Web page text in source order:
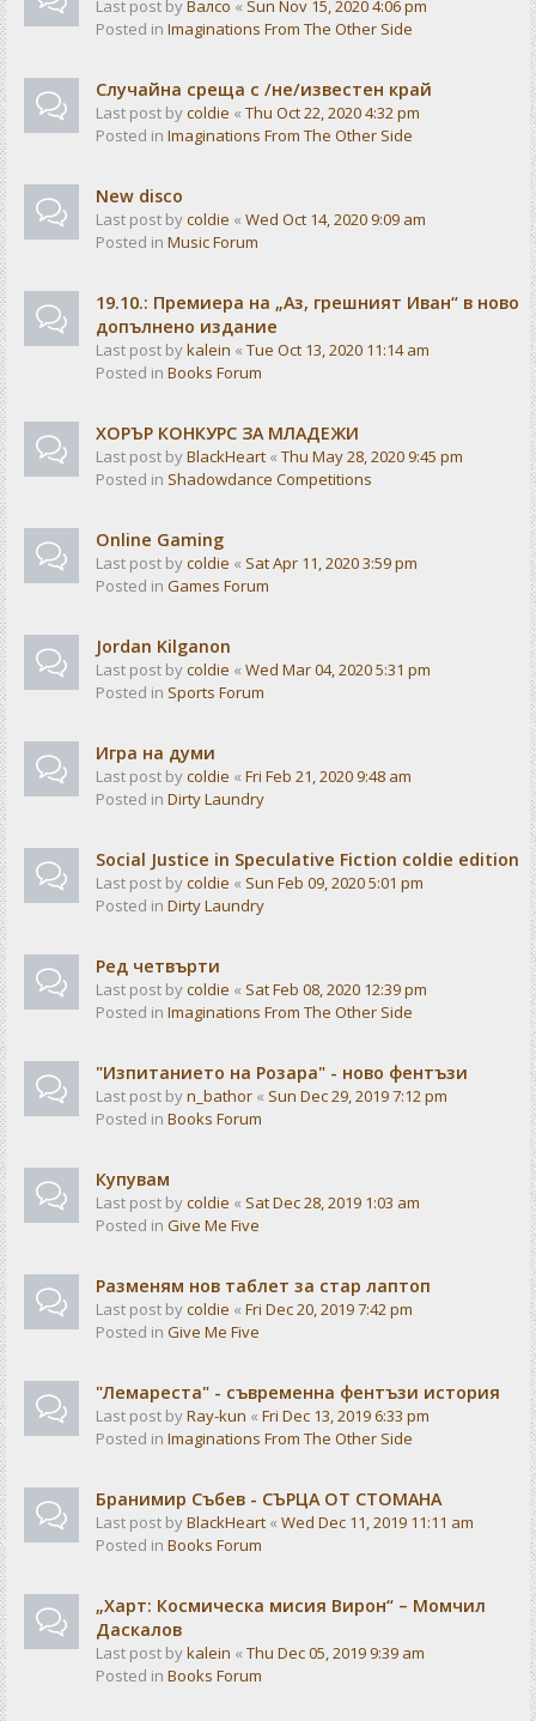
Last post byВалсо « Sun Nov 15, 2020 4:06 pm
Posted in Imaginations From The Other Side
Случайна среща с /не/известен край
Last post bycoldie « Thu Oct 22, 2020 4:32 pm
Posted in Imaginations From The Other Side
New disco
Last post bycoldie « Wed Oct 14, 2020 9:09 am
Posted in Music Forum
19.10.: Премиера на „Аз, грешният Иван“ в ново
допълнено издание
Last post bykalein « Tue Oct 13, 2020 11:14 am
Posted in Books Forum
ХОРЪР КОНКУРС ЗА МЛАДЕЖИ
Last post byBlackHeart « Thu May 28, 2020 9:45 pm
Posted in Shadowdance Competitions
Online Gaming
Last post bycoldie « Sat Apr 11, 2020 3:59 pm
Posted in Games Forum
Jordan Kilganon
Last post bycoldie « Wed Mar 04, 2020 5:31 pm
Posted in Sports Forum
Игра на думи
Last post bycoldie « Fri Feb 21, 2020 9:48 am
Posted in Dirty Laundry
Social Justice in Speculative Fiction coldie edition
Last post bycoldie « Sun Feb 09, 2020 5:01 pm
Posted in Dirty Laundry
Ред четвърти
Last post bycoldie « Sat Feb 08, 2020 12:39 pm
Posted in Imaginations From The Other Side
"Изпитанието на Розара" - ново фентъзи
Last post byn_bathor « Sun Dec 29, 2019 7:12 pm
Posted in Books Forum
Купувам
Last post bycoldie « Sat Dec 28, 2019 1:03 am
Posted in Give Me Five
Разменям нов таблет за стар лаптоп
Last post bycoldie « Fri Dec 20, 2019 7:42 pm
Posted in Give Me Five
"Лемареста" - съвременна фентъзи история
Last post byRay-kun « Fri Dec 13, 2019 6:33 pm
Posted in Imaginations From The Other Side
Бранимир Събев - СЪРЦА ОТ СТОМАНА
Last post byBlackHeart « Wed Dec 11, 2019 11:11 am
Posted in Books Forum
„Харт: Космическа мисия Вирон“ – Момчил
Даскалов
Last post bykalein « Thu Dec 05, 2019 9:39 am
Posted in Books Forum